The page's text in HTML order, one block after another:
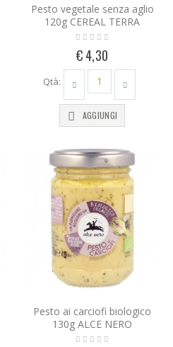
Pesto vegetale senza aglio
120g CEREAL TERRA
€ 4,30
Qtà:
AGGIUNGI
Pesto ai carciofi biologico
130g ALCE NERO